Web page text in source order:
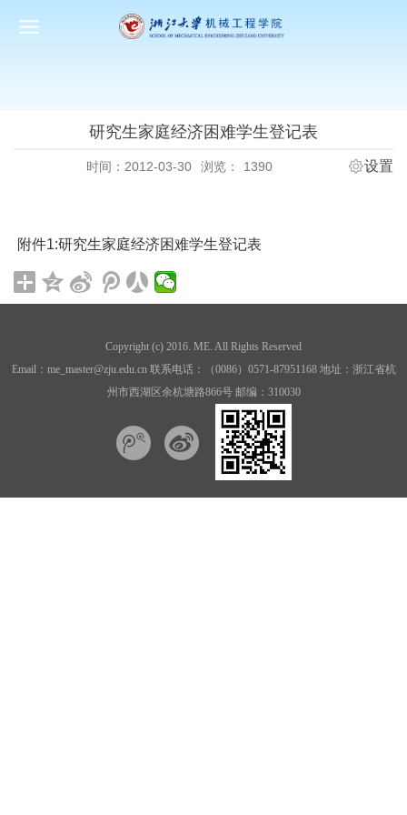
研究生家庭经济困难学生登记表
时间：2012-03-30 浏览： 1390 设置
附件1:研究生家庭经济困难学生登记表
Copyright (c) 2016. ME. All Rights Reserved
Email：me_master@zju.edu.cn 联系电话：（0086）0571-87951168 地址：浙江省杭
州市西湖区余杭塘路866号 邮编：310030